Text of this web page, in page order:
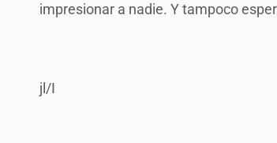
impresionar a nadie. Y tampoco
jl/I